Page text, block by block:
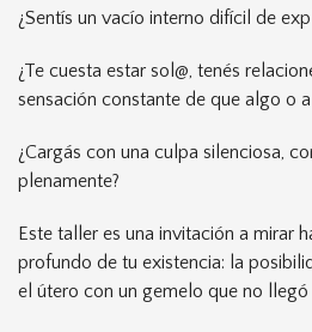
¿Sentís un vacío interno difícil de
¿Te cuesta estar sol@, tenés
sensación constante de que algo o
¿Cargás con una culpa silenciosa,
plenamente?
Este taller es una invitación a mirar
profundo de tu existencia: la
el útero con un gemelo que no llegó